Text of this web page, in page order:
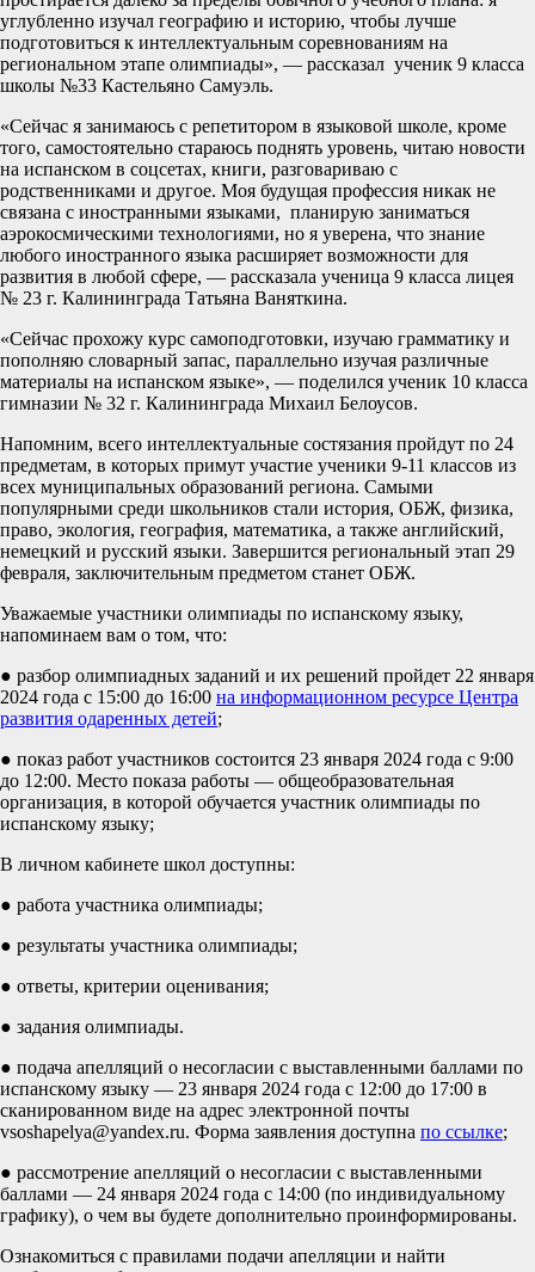
углубленно изучал географию и историю, чтобы лучше
подготовиться к интеллектуальным соревнованиям на
региональном этапе олимпиады», — рассказал ученик 9 класса
школы №33 Кастельяно Самуэль.
«Сейчас я занимаюсь с репетитором в языковой школе, кроме
того, самостоятельно стараюсь поднять уровень, читаю новости
на испанском в соцсетах, книги, разговариваю с
родственниками и другое. Моя будущая профессия никак не
связана с иностранными языками, планирую заниматься
аэрокосмическими технологиями, но я уверена, что знание
любого иностранного языка расширяет возможности для
развития в любой сфере, — рассказала ученица 9 класса лицея
№ 23 г. Калининграда Татьяна Ваняткина.
«Сейчас прохожу курс самоподготовки, изучаю грамматику и
пополняю словарный запас, параллельно изучая различные
материалы на испанском языке», — поделился ученик 10 класса
гимназии № 32 г. Калининграда Михаил Белоусов.
Напомним, всего интеллектуальные состязания пройдут по 24
предметам, в которых примут участие ученики 9-11 классов из
всех муниципальных образований региона. Самыми
популярными среди школьников стали история, ОБЖ, физика,
право, экология, география, математика, а также английский,
немецкий и русский языки. Завершится региональный этап 29
февраля, заключительным предметом станет ОБЖ.
Уважаемые участники олимпиады по испанскому языку,
напоминаем вам о том, что:
● разбор олимпиадных заданий и их решений пройдет 22 января
2024 года с 15:00 до 16:00 на информационном ресурсе Центра
развития одаренных детей;
● показ работ участников состоится 23 января 2024 года с 9:00
до 12:00. Место показа работы — общеобразовательная
организация, в которой обучается участник олимпиады по
испанскому языку;
В личном кабинете школ доступны:
● работа участника олимпиады;
● результаты участника олимпиады;
● ответы, критерии оценивания;
● задания олимпиады.
● подача апелляций о несогласии с выставленными баллами по
испанскому языку — 23 января 2024 года с 12:00 до 17:00 в
сканированном виде на адрес электронной почты
vsoshapelya@yandex.ru. Форма заявления доступна по ссылке;
● рассмотрение апелляций о несогласии с выставленными
баллами — 24 января 2024 года с 14:00 (по индивидуальному
графику), о чем вы будете дополнительно проинформированы.
Ознакомиться с правилами подачи апелляции и найти